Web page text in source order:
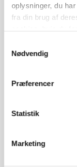
oplysninger, du
fra din brug af
Nødvendig
Præferencer
Statistik
Marketing
MARKED